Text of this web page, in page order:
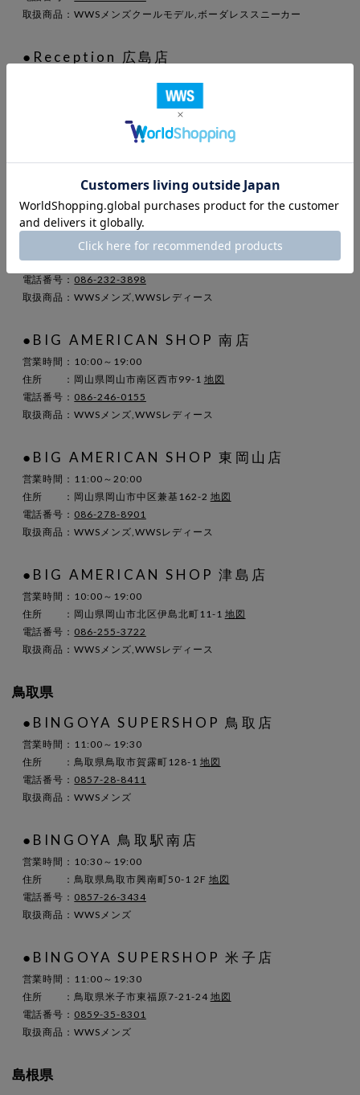
取扱商品：WWSメンズクールモデル,ボーダレススニーカー
●Reception 広島店
住所 ：広島県広島市中区三川町3-16
取扱商品：WWSメンズ,WWSレディース
●Reception 岡山店
営業時間：10:00～20:00
住所 ：岡山県岡山市北区駅元町1-1
さんすて岡山 北館1F地図
電話番号： 086-232-3898
取扱商品：WWSメンズ,WWSレディース
●BIG AMERICAN SHOP 南店
営業時間：10:00～19:00
住所 ：岡山県岡山市南区西市99-1 地図
電話番号： 086-246-0155
取扱商品：WWSメンズ,WWSレディース
●BIG AMERICAN SHOP 東岡山店
営業時間：11:00～20:00
住所 ：岡山県岡山市中区兼基162-2 地図
電話番号： 086-278-8901
取扱商品：WWSメンズ,WWSレディース
●BIG AMERICAN SHOP 津島店
営業時間：10:00～19:00
住所 ：岡山県岡山市北区伊島北町11-1 地図
電話番号： 086-255-3722
取扱商品：WWSメンズ,WWSレディース
鳥取県
●BINGOYA SUPERSHOP 鳥取店
営業時間：11:00～19:30
住所 ：鳥取県鳥取市賀露町128-1 地図
電話番号： 0857-28-8411
取扱商品：WWSメンズ
●BINGOYA 鳥取駅南店
営業時間：10:30～19:00
住所 ：鳥取県鳥取市興南町50-1 2F 地図
電話番号： 0857-26-3434
取扱商品：WWSメンズ
●BINGOYA SUPERSHOP 米子店
営業時間：11:00～19:30
住所 ：鳥取県米子市東福原7-21-24 地図
電話番号： 0859-35-8301
取扱商品：WWSメンズ
島根県